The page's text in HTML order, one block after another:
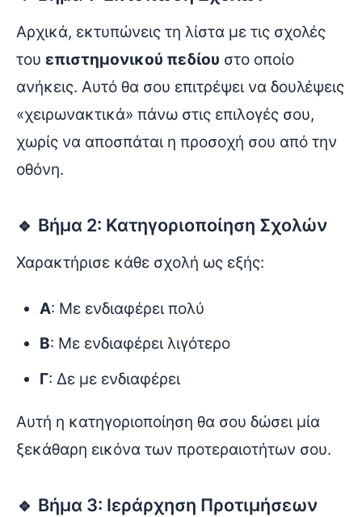
Αρχικά, εκτυπώνεις τη λίστα με τις σχολές
του επιστημονικού πεδίου στο οποίο
ανήκεις. Αυτό θα σου επιτρέψει να δουλέψεις
«χειρωνακτικά» πάνω στις επιλογές σου,
χωρίς να αποσπάται η προσοχή σου από την
οθόνη.
🔹 Βήμα 2: Κατηγοριοποίηση Σχολών
Χαρακτήρισε κάθε σχολή ως εξής:
Α: Με ενδιαφέρει πολύ
Β: Με ενδιαφέρει λιγότερο
Γ: Δε με ενδιαφέρει
Αυτή η κατηγοριοποίηση θα σου δώσει μία
ξεκάθαρη εικόνα των προτεραιοτήτων σου.
🔹 Βήμα 3: Ιεράρχηση Προτιμήσεων